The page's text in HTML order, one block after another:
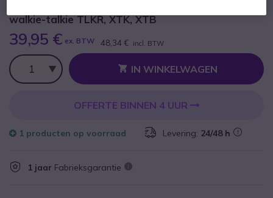
walkie-talkie TLKR, XTK, XTB
39,95 € ex. BTW 48,34 € incl. BTW
Aantal
IN WINKELWAGEN
OFFERTE BINNEN 4 UUR
1 producten op voorraad Levering: 24/48 h
1 jaar Fabrieksgarantie